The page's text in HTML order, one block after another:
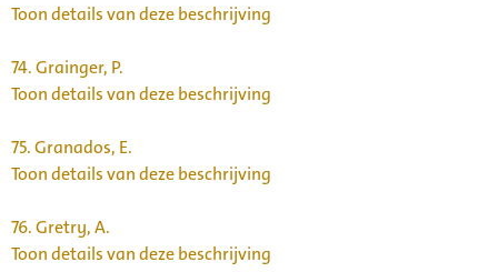
Toon details van deze beschrijving
74.Grainger, P.
Toon details van deze beschrijving
75.Granados, E.
Toon details van deze beschrijving
76.Gretry, A.
Toon details van deze beschrijving